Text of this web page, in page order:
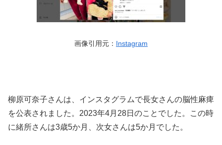
画像引用元： Instagram
柳原可奈子さんは、インスタグラムで長女さんの脳性麻痺
を公表されました。2023年4月28日のことでした。この時
に緒所さんは3歳5か月、次女さんは5か月でした。